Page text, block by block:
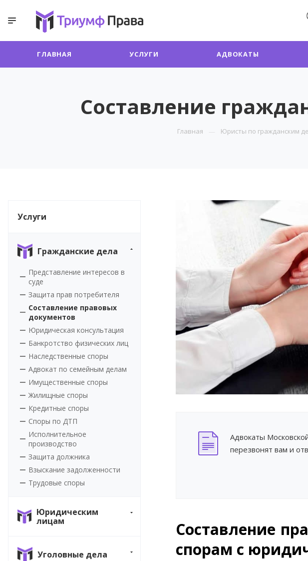
ГЛАВНАЯ УСЛУГИ АДВОКАТЫ
Составление
Главная Юристы по гражданским
Услуги
Гражданские дела
Представление интересов в
суде
Защита прав потребителя
Составление правовых
документов
Юридическая консультация
Банкротство физических лиц
Наследственные споры
Адвокат по семейным делам
Имущественные споры
Жилищные споры
Кредитные споры
Споры по ДТП
Исполнительное
производство
Защита должника
Взыскание задолженности
Трудовые споры
Юридическим
лицам
Уголовные дела
Адвокаты
перезвонят вам и
Составление
спорам с